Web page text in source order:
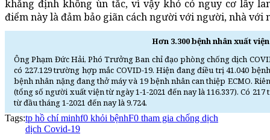
khẳng định không ùn tắc, vì vậy khó có nguy cơ lây
điểm này là đảm bảo giãn cách người với người, nhà với
Hơn 3.300 bệnh nhân xuất
Ông Phạm Đức Hải, Phó Trưởng Ban chỉ đạo phòng chống dịch
có 227.129 trường hợp mắc COVID-19. Hiện đang điều trị 41.040
bệnh nhân nặng đang thở máy và 19 bệnh nhân can thiệp ECMO.
(tổng số người xuất viện từ ngày 1-1-2021 đến nay là 116.337). Có
từ đầu tháng 1-2021 đến nay là 9.724.
Tags:tp hồ chí minhf0 khỏi bệnhF0 tham gia chống dịch
dịch Covid-19